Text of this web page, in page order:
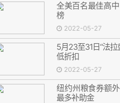
全美百名最佳高
榜
2022-05-27
5月23至31日“法
低折扣
2022-05-27
纽约州粮食券额
最多补助金